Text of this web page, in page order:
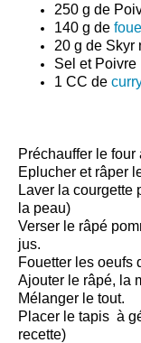
250 g de
140 g de
20 g de Skyr
Sel et Poivre
1 CC de
Préchauffer le four
Eplucher et râper
Laver la courgette
la peau)
Verser le râpé
jus.
Fouetter les oeufs
Ajouter le râpé, la
Mélanger le tout.
Placer le tapis à
recette)